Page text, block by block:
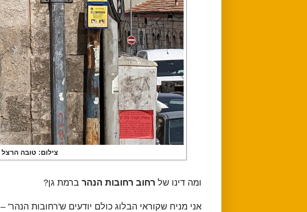
צילום: טובה הרצל
ומה דינו של רחוב רחובות הנהר ברמת גן?
אני מניח שקוראי הבלוג כולם יודעים ש'רחובות הנהר' –